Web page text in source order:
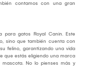
contamos con una gran
para gatos Royal Canin. Este
sino que también cuenta con
felino, garantizando una vida
que estás eligiendo una marca
No lo pienses más y